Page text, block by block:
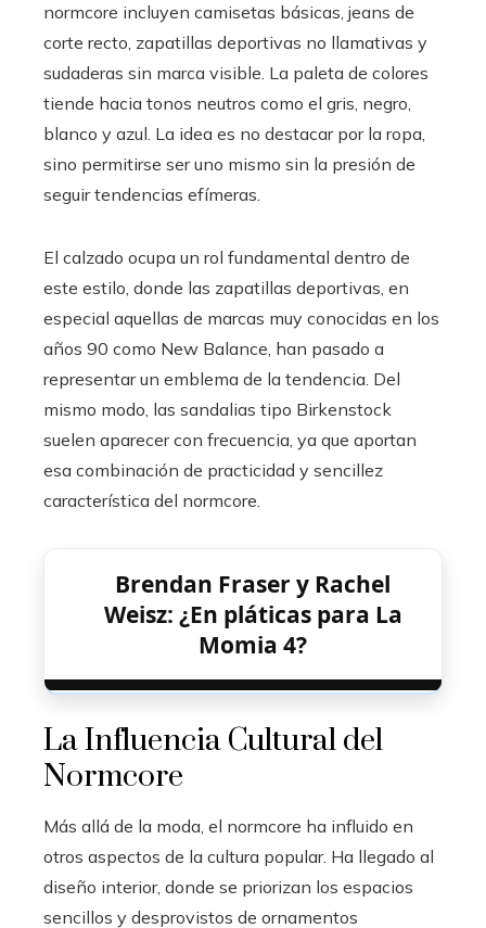
normcore incluyen camisetas básicas, jeans de
corte recto, zapatillas deportivas no llamativas y
sudaderas sin marca visible. La paleta de colores
tiende hacia tonos neutros como el gris, negro,
blanco y azul. La idea es no destacar por la ropa,
sino permitirse ser uno mismo sin la presión de
seguir tendencias efímeras.
El calzado ocupa un rol fundamental dentro de
este estilo, donde las zapatillas deportivas, en
especial aquellas de marcas muy conocidas en los
años 90 como New Balance, han pasado a
representar un emblema de la tendencia. Del
mismo modo, las sandalias tipo Birkenstock
suelen aparecer con frecuencia, ya que aportan
esa combinación de practicidad y sencillez
característica del normcore.
Brendan Fraser y Rachel
Weisz: ¿En pláticas para La
Momia 4?
La Influencia Cultural del
Normcore
Más allá de la moda, el normcore ha influido en
otros aspectos de la cultura popular. Ha llegado al
diseño interior, donde se priorizan los espacios
sencillos y desprovistos de ornamentos